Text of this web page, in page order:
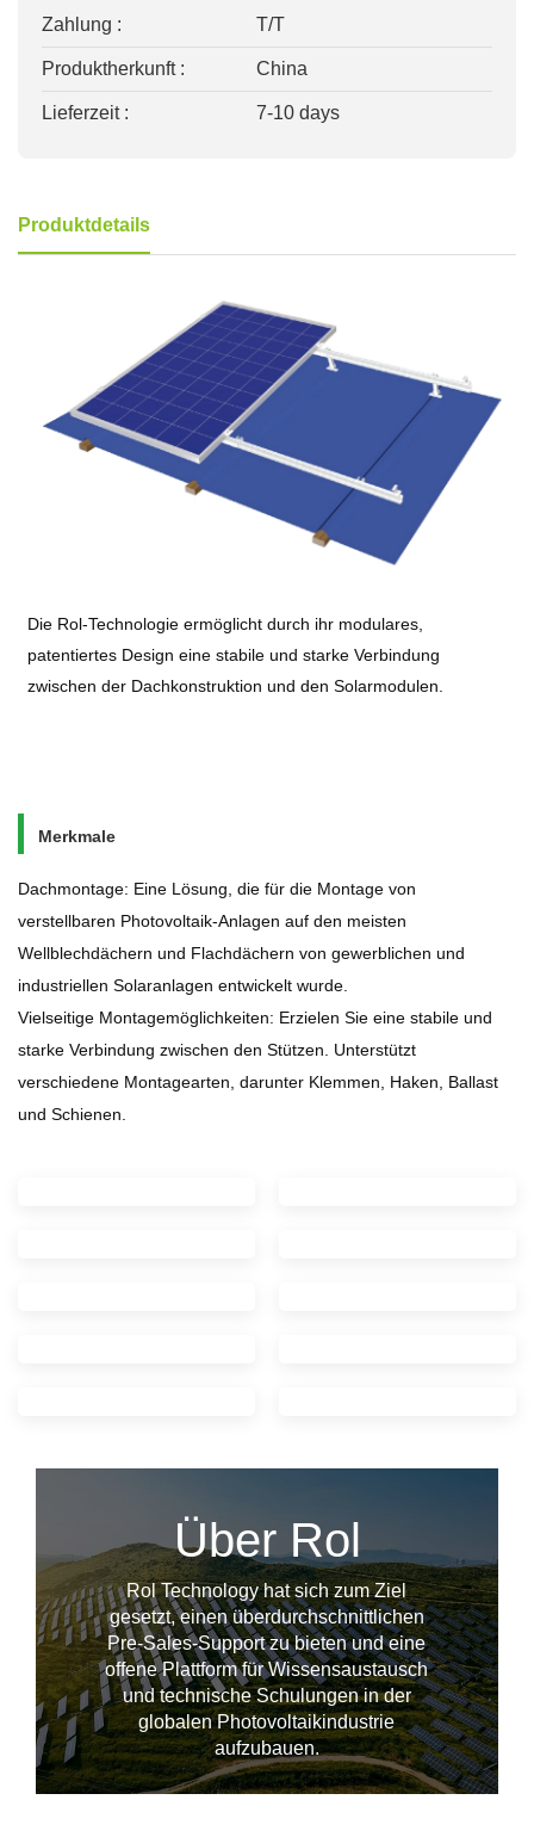
Zahlung : T/T
Produktherkunft : China
Lieferzeit : 7-10 days
Produktdetails
Die Rol-Technologie ermöglicht durch ihr modulares,
patentiertes Design eine stabile und starke Verbindung
zwischen der Dachkonstruktion und den Solarmodulen.
Merkmale
Dachmontage: Eine Lösung, die für die Montage von
verstellbaren Photovoltaik-Anlagen auf den meisten
Wellblechdächern und Flachdächern von gewerblichen und
industriellen Solaranlagen entwickelt wurde.
Vielseitige Montagemöglichkeiten: Erzielen Sie eine stabile und
starke Verbindung zwischen den Stützen. Unterstützt
verschiedene Montagearten, darunter Klemmen, Haken, Ballast
und Schienen.
Über Rol
Rol Technology hat sich zum Ziel
gesetzt, einen überdurchschnittlichen
Pre-Sales-Support zu bieten und eine
offene Plattform für Wissensaustausch
und technische Schulungen in der
globalen Photovoltaikindustrie
aufzubauen.
--------------占位---------------